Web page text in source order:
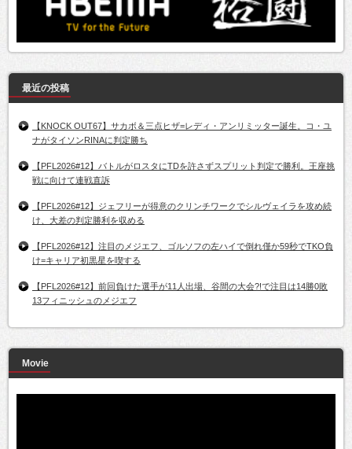
最近の投稿
【KNOCK OUT67】サカボ＆三点ヒザ=レディ・アンリミッター誕生。コ・ユ
ナがタイソンRINAに判定勝ち
【PFL2026#12】バトルがロスタにTDを許さずスプリット判定で勝利。王座挑
戦に向けて連戦直訴
【PFL2026#12】ジェフリーが得意のクリンチワークでシルヴェイラを攻め続
け、大差の判定勝利を収める
【PFL2026#12】注目のメジエフ、ゴルソフの左ハイで倒れ僅か59秒でTKO負
け=キャリア初黒星を喫する
【PFL2026#12】前回負けた選手が11人出場、谷間の大会?!で注目は14勝0敗
13フィニッシュのメジエフ
Movie